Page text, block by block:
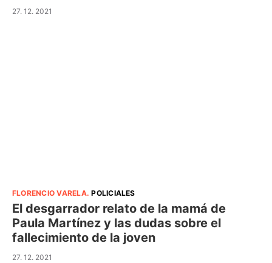
27. 12. 2021
FLORENCIO VARELA.POLICIALES
El desgarrador relato de la mamá de
Paula Martínez y las dudas sobre el
fallecimiento de la joven
27. 12. 2021